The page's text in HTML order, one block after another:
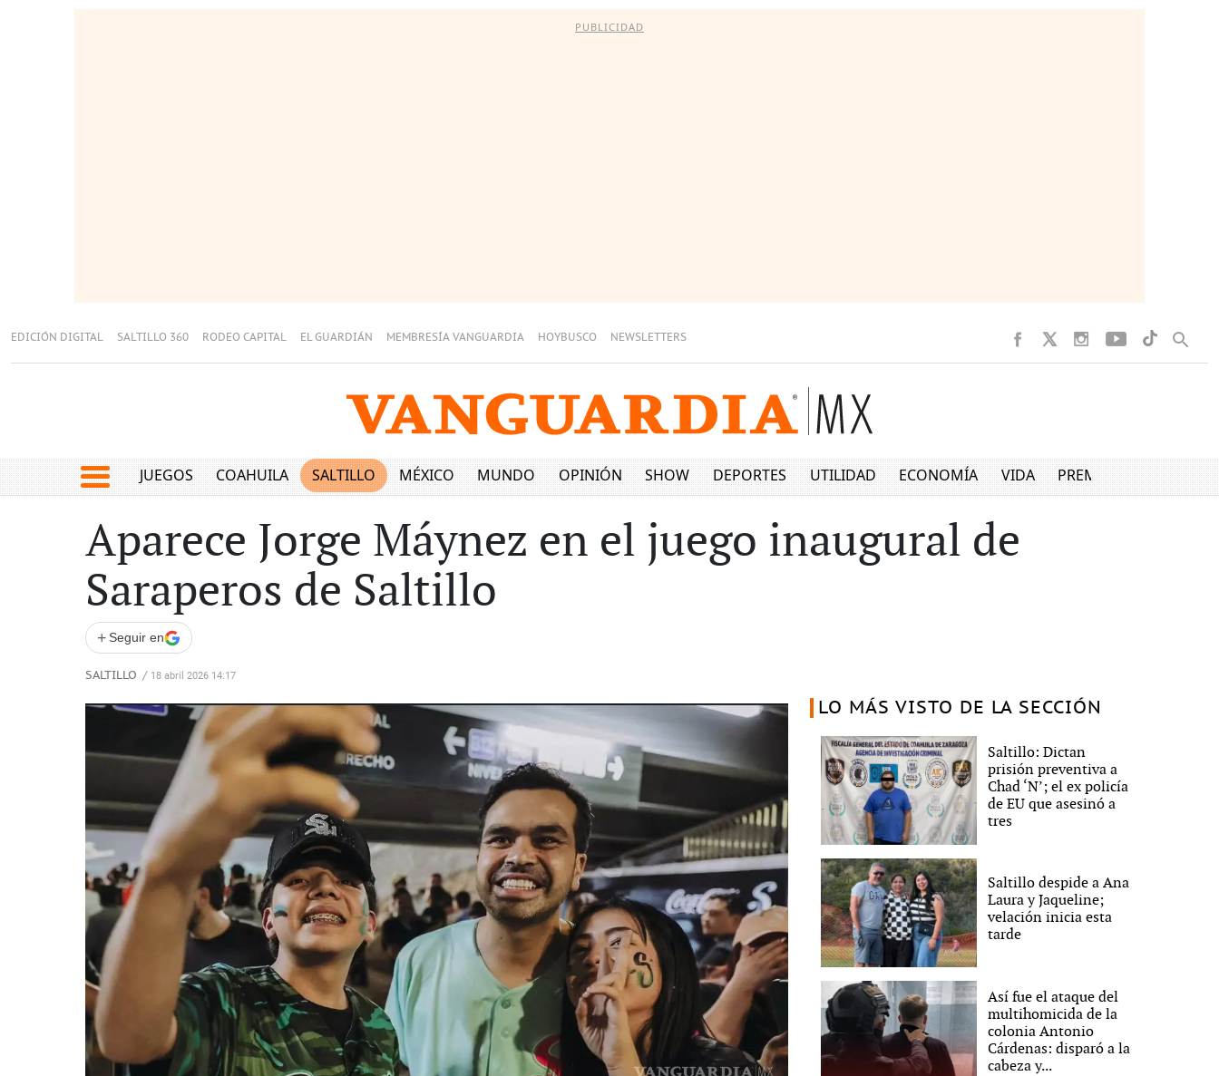
PUBLICIDAD
EDICIÓN DIGITAL SALTILLO 360 RODEO CAPITAL EL GUARDIÁN MEMBRESÍA VANGUARDIA HOYBUSCO NEWSLETTERS
JUEGOS COAHUILA SALTILLO MÉXICO MUNDO OPINIÓN SHOW DEPORTES UTILIDAD ECONOMÍA VIDA PREMIUM
Aparece Jorge Máynez en el juego inaugural de
Saraperos de Saltillo
+ Seguir en
SALTILLO / 18 abril 2026 14:17
LO MÁS VISTO DE LA SECCIÓN
Saltillo: Dictan
prisión preventiva a
Chad ‘N’; el ex policía
de EU que asesinó a
tres
Saltillo despide a Ana
Laura y Jaqueline;
velación inicia esta
tarde
Así fue el ataque del
multihomicida de la
colonia Antonio
Cárdenas: disparó a la
cabeza y...